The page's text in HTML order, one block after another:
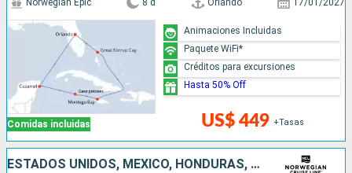
Comidas incluidas
Norwegian Epic 8 d Orlando 17/01/2027
US$ 449 +Tasas
Animaciones Incluidas
Paquete WiFi*
Créditos para excursiones
Hasta 50% Off
ESTADOS UNIDOS, MÉXICO, HONDURAS, BAHAMAS